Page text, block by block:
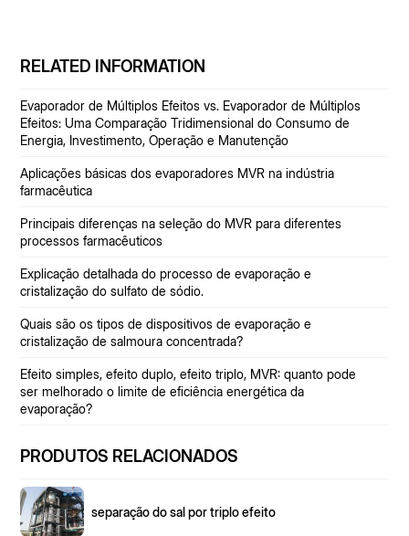
RELATED INFORMATION
Evaporador de Múltiplos Efeitos vs. Evaporador de Múltiplos
Efeitos: Uma Comparação Tridimensional do Consumo de
Energia, Investimento, Operação e Manutenção
Aplicações básicas dos evaporadores MVR na indústria
farmacêutica
Principais diferenças na seleção do MVR para diferentes
processos farmacêuticos
Explicação detalhada do processo de evaporação e
cristalização do sulfato de sódio.
Quais são os tipos de dispositivos de evaporação e
cristalização de salmoura concentrada?
Efeito simples, efeito duplo, efeito triplo, MVR: quanto pode
ser melhorado o limite de eficiência energética da
evaporação?
PRODUTOS RELACIONADOS
separação do sal por triplo efeito